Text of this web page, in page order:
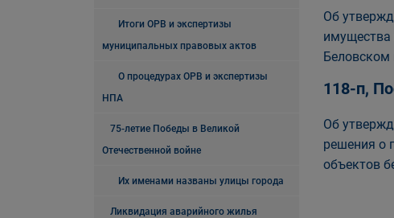
Итоги ОРВ и экспертизы
муниципальных правовых актов
О процедурах ОРВ и экспертизы
НПА
75-летие Победы в Великой
Отечественной войне
Их именами названы улицы города
Ликвидация аварийного жилья
Об
имущества
Беловском
118-п,
Об
решения о
объектов